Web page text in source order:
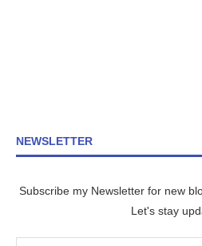
NEWSLETTER
Subscribe my Newsletter for new
Let's stay